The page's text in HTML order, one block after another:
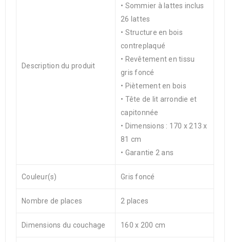
Description du produit
• Sommier à lattes inclus
26 lattes
• Structure en bois
contreplaqué
• Revêtement en tissu
gris foncé
• Piètement en bois
• Tête de lit arrondie et
capitonnée
• Dimensions : 170 x 213 x
81 cm
• Garantie 2 ans
Couleur(s) Gris foncé
Nombre de places 2 places
Dimensions du couchage 160 x 200 cm